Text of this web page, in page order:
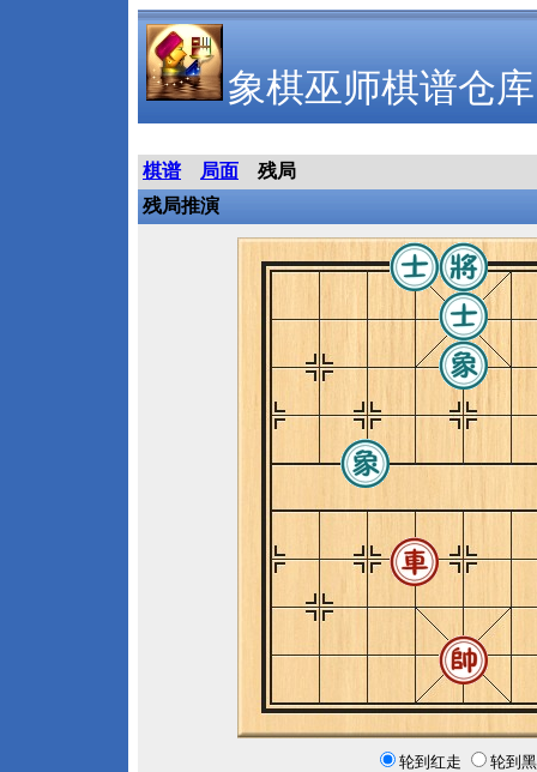
象棋巫师棋谱仓库
棋谱 局面
残局
残局推演
轮到红走 轮到